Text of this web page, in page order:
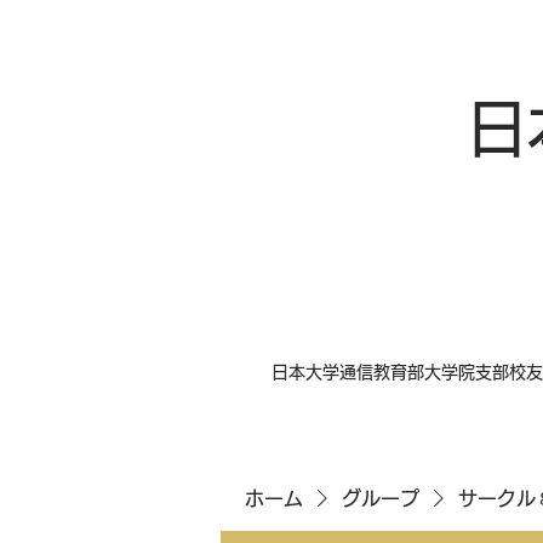
日本大学通信教育部大学院支部校
ホーム グループ サークル